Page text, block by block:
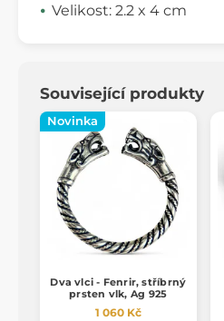
Velikost: 2.2 x 4 cm
Související produkty
Novinka
Dva vlci - Fenrir, stříbrný
prsten vlk, Ag 925
1 060 Kč